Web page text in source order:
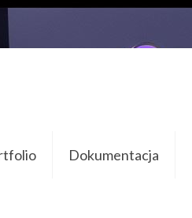
Dokumentacja
7